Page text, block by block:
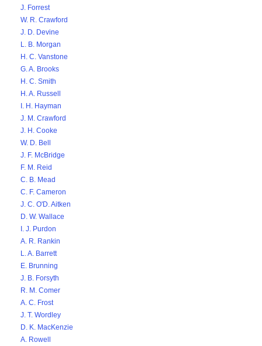
J. Forrest
W. R. Crawford
J. D. Devine
L. B. Morgan
H. C. Vanstone
G. A. Brooks
H. C. Smith
H. A. Russell
I. H. Hayman
J. M. Crawford
J. H. Cooke
W. D. Bell
J. F. McBridge
F. M. Reid
C. B. Mead
C. F. Cameron
J. C. O'D. Aitken
D. W. Wallace
I. J. Purdon
A. R. Rankin
L. A. Barrett
E. Brunning
J. B. Forsyth
R. M. Comer
A. C. Frost
J. T. Wordley
D. K. MacKenzie
A. Rowell